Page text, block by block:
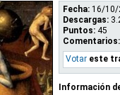
Fecha: 16/10/
Descargas:
Puntos: 45
Comentarios:
Votar este
Información